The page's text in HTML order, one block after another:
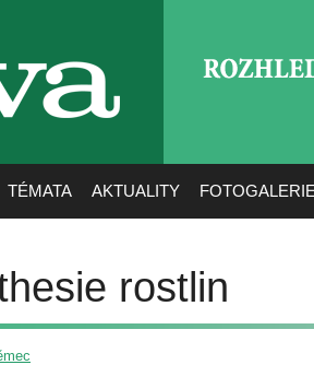
TÉMATA AKTUALITY
rostlin